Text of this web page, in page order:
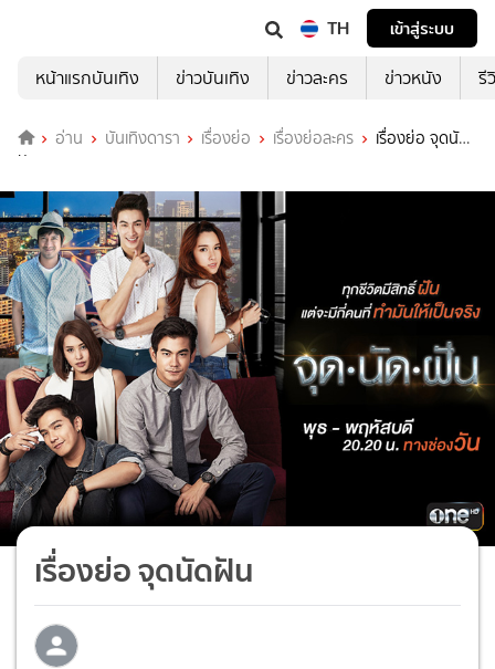
TH
เข้าสู่ระบบ
หน้าแรกบันเทิง
ข่าวบันเทิง ข่าวละคร ข่าวหนัง รี
อ่าน บันเทิงดารา เรื่องย่อ เรื่องย่อละคร
เรื่องย่อ จุดนัด
ฝัน
เรื่องย่อ จุดนัดฝัน